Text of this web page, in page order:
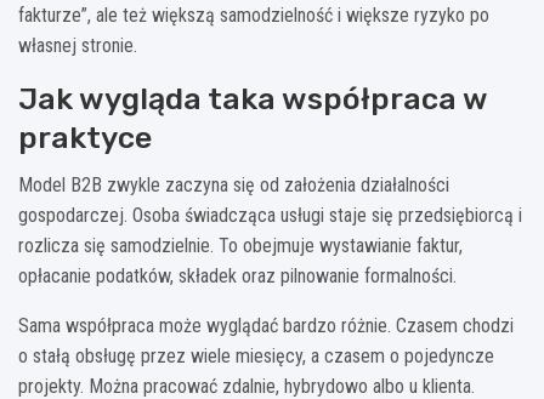
fakturze”, ale też większą samodzielność i większe ryzyko po
własnej stronie.
Jak wygląda taka współpraca w
praktyce
Model B2B zwykle zaczyna się od założenia działalności
gospodarczej. Osoba świadcząca usługi staje się przedsiębiorcą i
rozlicza się samodzielnie. To obejmuje wystawianie faktur,
opłacanie podatków, składek oraz pilnowanie formalności.
Sama współpraca może wyglądać bardzo różnie. Czasem chodzi
o stałą obsługę przez wiele miesięcy, a czasem o pojedyncze
projekty. Można pracować zdalnie, hybrydowo albo u klienta.